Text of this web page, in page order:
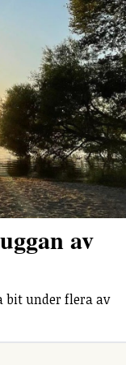
av
bit under flera av